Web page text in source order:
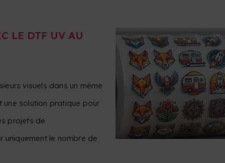
LE DTF UV AU
visuels dans un même
une solution pratique pour
projets de
le nombre de